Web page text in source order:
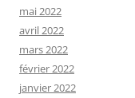
mai 2022
avril 2022
mars 2022
février 2022
janvier 2022